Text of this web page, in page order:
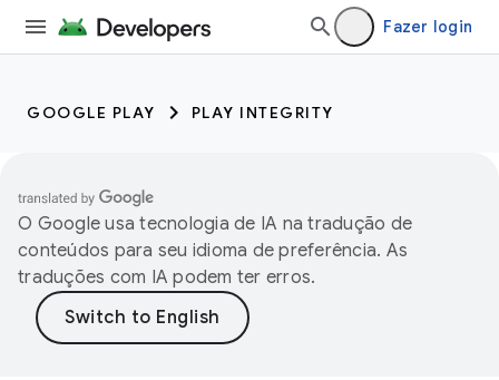
Fazer login
GOOGLE PLAY PLAY INTEGRITY
O Google usa tecnologia de IA na tradução de
conteúdos para seu idioma de preferência. As
traduções com IA podem ter erros.